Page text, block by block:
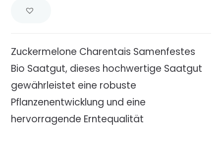
Zuckermelone Charentais Samenfestes
Bio Saatgut, dieses hochwertige Saatgut
gewährleistet eine robuste
Pflanzenentwicklung und eine
hervorragende Erntequalität